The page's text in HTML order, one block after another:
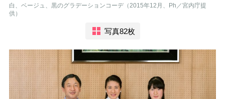
白、ベージュ、黒のグラデーションコーデ（2015年12月、Ph／宮内庁提
供）
写真82枚